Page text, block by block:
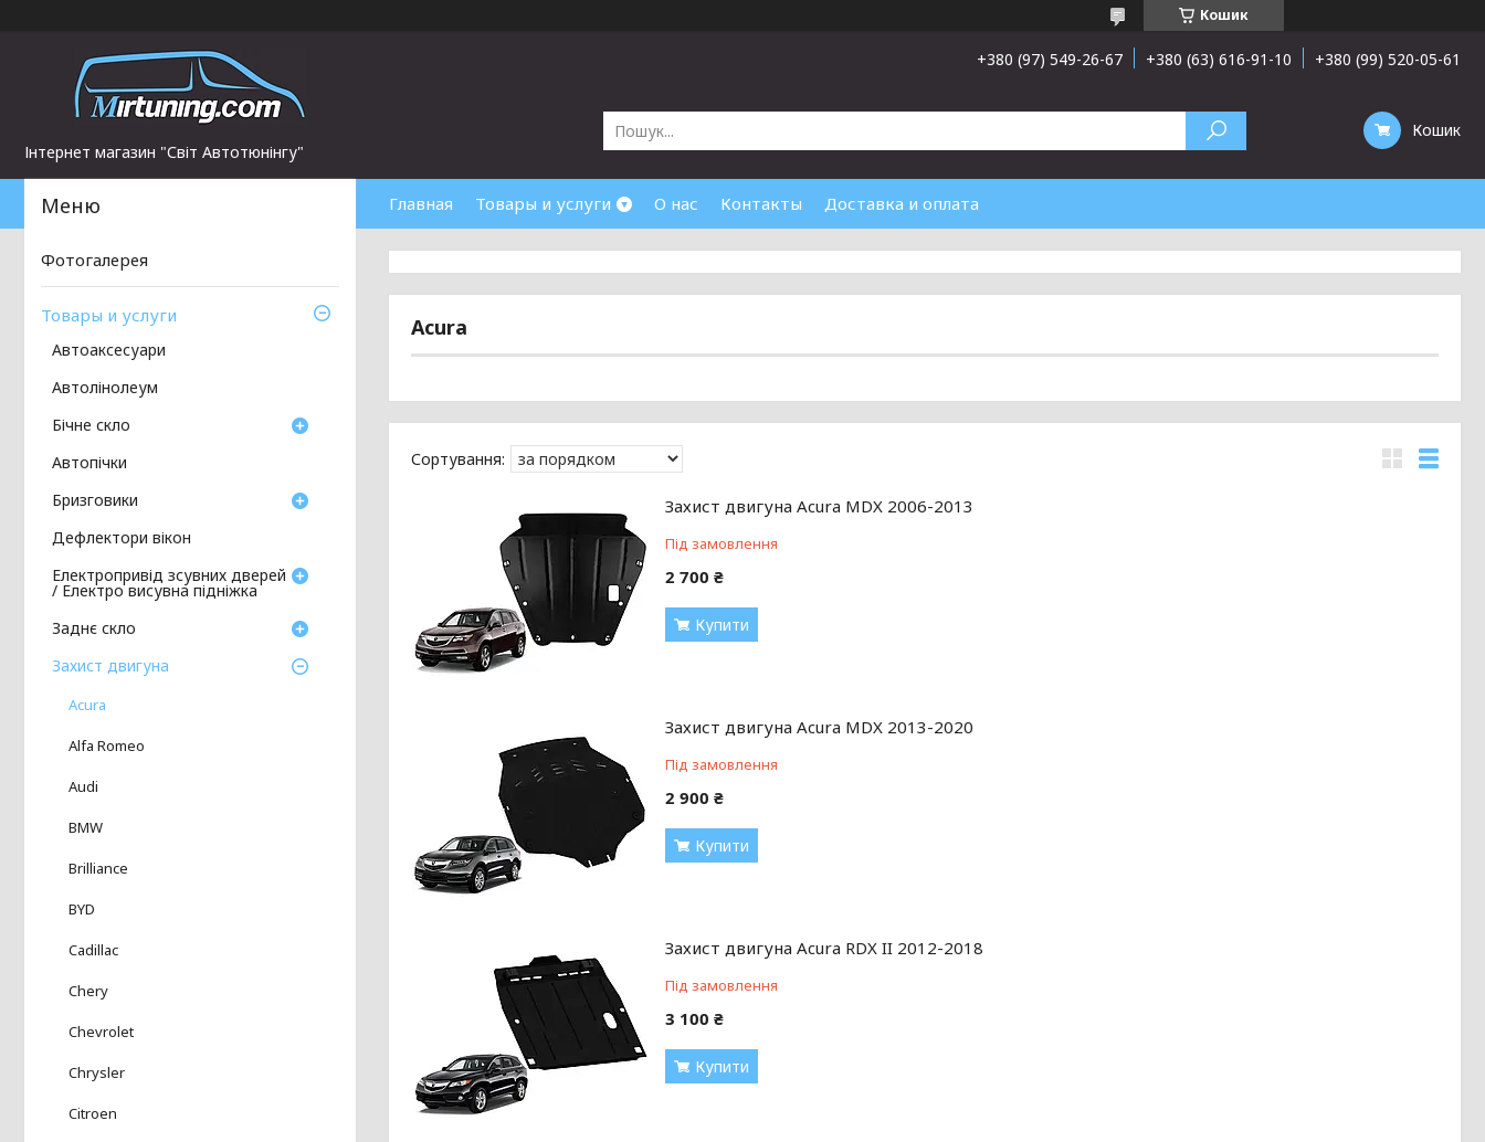
Кошик
Інтернет магазин "Світ Автотюнінгу"
+380 (97) 549-26-67 +380 (63) 616-91-10 +380 (99) 520-05-61
Кошик
Главная Товары и услуги О нас Контакты Доставка и оплата
Acura
Захист двигуна Acura MDX 2006-2013
Під замовлення
2 700 ₴
Купити
Захист двигуна Acura MDX 2013-2020
Під замовлення
2 900 ₴
Купити
Захист двигуна Acura RDX II 2012-2018
Під замовлення
3 100 ₴
Купити
Фотогалерея
Товары и услуги
Автоаксесуари
Автолінолеум
Бічне скло
Автопічки
Бризговики
Дефлектори вікон
Електропривід зсувних дверей
/ Електро висувна підніжка
Заднє скло
Захист двигуна
Acura
Alfa Romeo
Audi
BMW
Brilliance
BYD
Cadillac
Chery
Chevrolet
Chrysler
Citroen